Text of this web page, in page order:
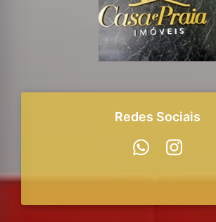
Redes Sociais